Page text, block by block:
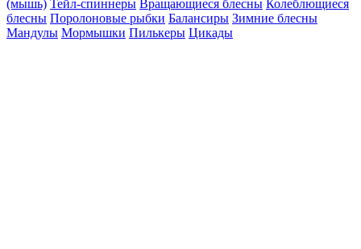
(мышь) Тейл-спиннеры Вращающиеся блесны Колеблющиеся
блесны Поролоновые рыбки Балансиры Зимние блесны
Мандулы Мормышки Пилькеры Цикады